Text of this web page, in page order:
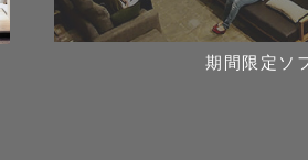
期間限定ソ